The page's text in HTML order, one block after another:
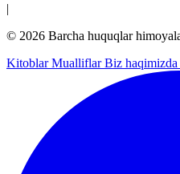
|
© 2026 Barcha huquqlar
KitoblarMualliflarBiz haqimizda